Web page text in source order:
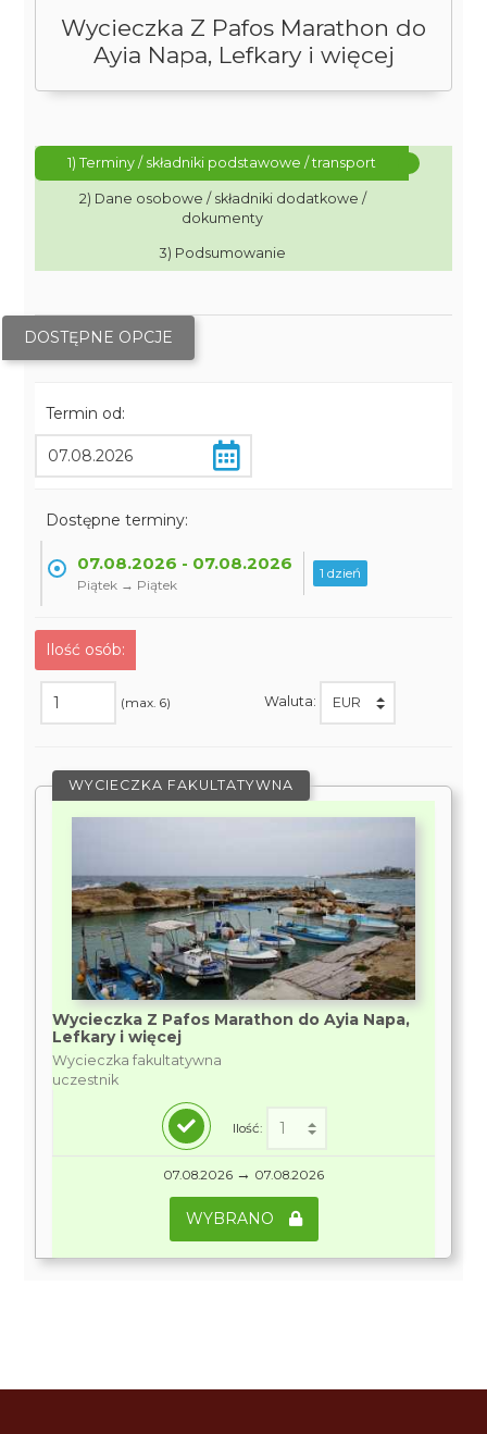
Wycieczka Z Pafos Marathon do
Ayia Napa, Lefkary i więcej
1) Terminy / składniki podstawowe / transport
2) Dane osobowe / składniki dodatkowe /
dokumenty
3) Podsumowanie
DOSTĘPNE OPCJE
Termin od:
Dostępne terminy:
07.08.2026 - 07.08.2026
Piątek → Piątek
1 dzień
Ilość osób:
(max. 6) Waluta:
WYCIECZKA FAKULTATYWNA
Wycieczka Z Pafos Marathon do Ayia Napa,
Lefkary i więcej
Wycieczka fakultatywna
uczestnik
Ilość:
07.08.2026 → 07.08.2026
WYBRANO